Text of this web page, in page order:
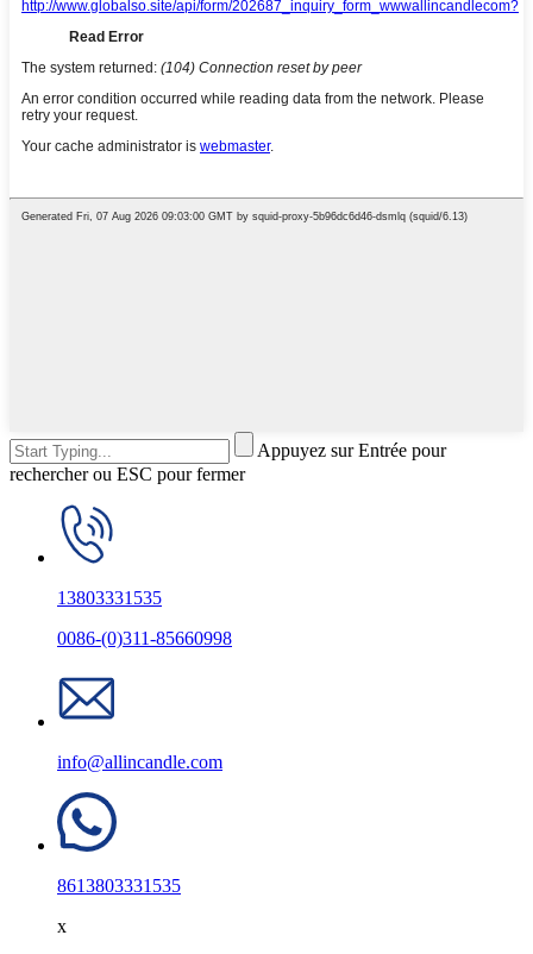
Appuyez sur Entrée pour
rechercher ou ESC pour fermer
13803331535
0086-(0)311-85660998
info@allincandle.com
8613803331535
x